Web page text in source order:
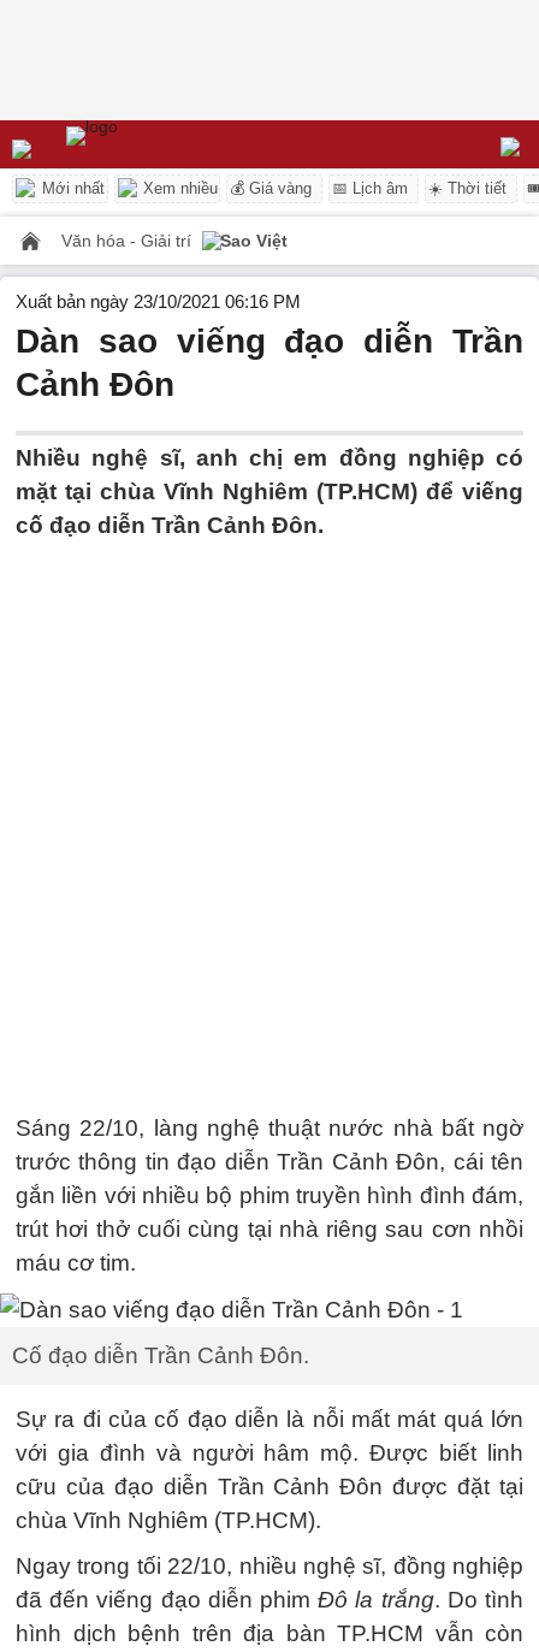
Mới nhất Xem nhiều 💰 Giá vàng 📅 Lịch âm ☀️ Thời tiết
Văn hóa - Giải trí Sao Việt
Xuất bản ngày 23/10/2021 06:16 PM
Dàn sao viếng đạo diễn Trần
Cảnh Đôn
Nhiều nghệ sĩ, anh chị em đồng nghiệp có
mặt tại chùa Vĩnh Nghiêm (TP.HCM) để viếng
cố đạo diễn Trần Cảnh Đôn.
Sáng 22/10, làng nghệ thuật nước nhà bất ngờ
trước thông tin đạo diễn Trần Cảnh Đôn, cái tên
gắn liền với nhiều bộ phim truyền hình đình đám,
trút hơi thở cuối cùng tại nhà riêng sau cơn nhồi
máu cơ tim.
Cố đạo diễn Trần Cảnh Đôn.
Sự ra đi của cố đạo diễn là nỗi mất mát quá lớn
với gia đình và người hâm mộ. Được biết linh
cữu của đạo diễn Trần Cảnh Đôn được đặt tại
chùa Vĩnh Nghiêm (TP.HCM).
Ngay trong tối 22/10, nhiều nghệ sĩ, đồng nghiệp
đã đến viếng đạo diễn phimĐô la trắng. Do tình
hình dịch bệnh trên địa bàn TP.HCM vẫn còn